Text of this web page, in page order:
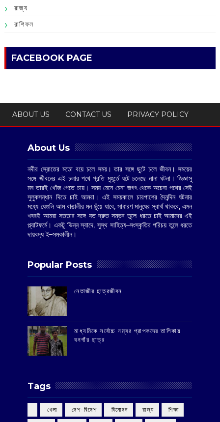
রাজ্য
রাশিফল
FACEBOOK PAGE
ABOUT US CONTACT US PRIVACY POLICY
About Us
নদীর স্রোতের মতো বয়ে চলে সময়। তার সঙ্গে ছুটে চলে জীবন। সময়ের
সঙ্গে জীবনের এই চলার পথে প্রতি মুহূর্তে ঘটে চলেছে নানা ঘটনা। জিজ্ঞাসু
মন তারই খোঁজ পেতে চায়। সময় মেনে চেনা জগৎ থেকে অচেনা পথের সেই
সুলুকসন্ধান দিতে চাই আমরা। এই সময়কালে চারপাশের দৈনন্দিন ঘটনার
মধ্যে যেগুলি আম বাঙালীর মন ছুঁয়ে যাবে, সাধারণ মানুষের স্বার্থ থাকবে, এমন
খবরই আমরা সততার সঙ্গে যত দ্রুত সম্ভব তুলে ধরতে চাই আমাদের এই
প্ল্যাটফর্মে। একটু ভিন্ন স্বাদে, সুস্থ সাহিত্য–সংস্কৃতির পরিচয় তুলে ধরতে
দায়বদ্ধ ই–সমকালীন।
Popular Posts
‌নেতাজীর ছাত্রজীবন
মাধ্যমিকে সর্বোচ্চ নম্বর প্রাপকদের তালিকায়
বনগাঁর ছাত্র
Tags
‌ খেলা ‌ দেশ-বিদেশ ‌ বিনোদন ‌ রাজ্য ‌ শিক্ষা